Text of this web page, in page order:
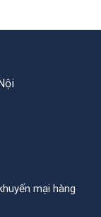
mại hàng